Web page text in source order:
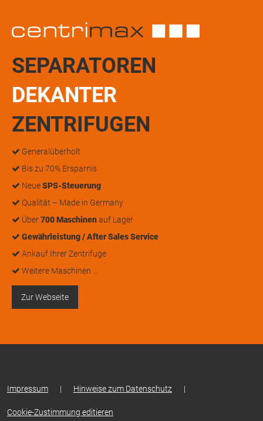
SEPARATOREN
DEKANTER
ZENTRIFUGEN
Generalüberholt
Bis zu 70% Ersparnis
NeueSPS-Steuerung
Qualität – Made in Germany
Über700 Maschinenauf Lager
Gewährleistung / After Sales Service
Ankauf Ihrer Zentrifuge
Weitere Maschinen …
Zur Webseite
Impressum | Hinweise zum Datenschutz |
Cookie-Zustimmung editieren